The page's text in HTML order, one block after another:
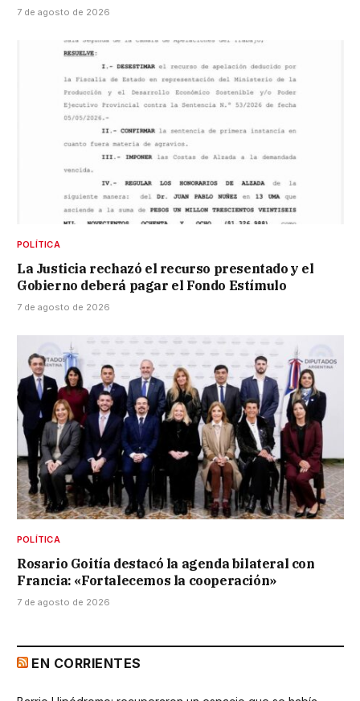
7 de agosto de 2026
POLÍTICA
La Justicia rechazó el recurso presentado y el
Gobierno deberá pagar el Fondo Estímulo
7 de agosto de 2026
POLÍTICA
Rosario Goitía destacó la agenda bilateral con
Francia: «Fortalecemos la cooperación»
7 de agosto de 2026
EN CORRIENTES